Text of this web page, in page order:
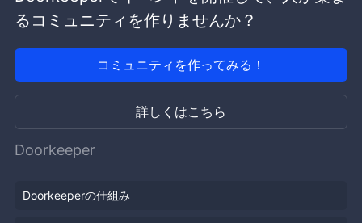
るコミュニティを作りませんか？
コミュニティを作ってみる！
詳しくはこちら
Doorkeeper
Doorkeeperの仕組み